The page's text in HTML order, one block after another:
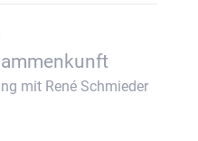
mit René Schmieder